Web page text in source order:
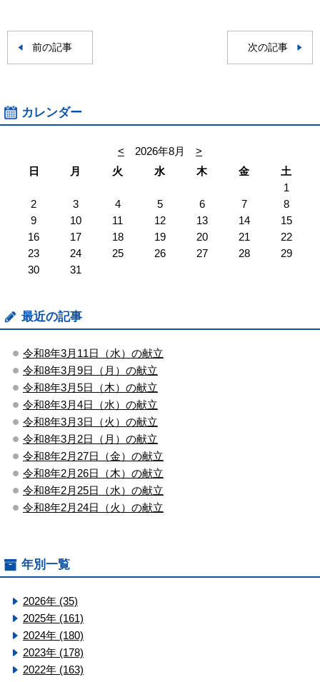
前の記事 次の記事
カレンダー
< 2026年8月
>
日
月 火 水 木 金
土
1
2
3 4 5 6 7
8
9
10 11 12 13 14
15
16
17 18 19 20 21
22
23
24 25 26 27 28
29
30
31
最近の記事
令和8年3月11日（水）の献立
令和8年3月9日（月）の献立
令和8年3月5日（木）の献立
令和8年3月4日（水）の献立
令和8年3月3日（火）の献立
令和8年3月2日（月）の献立
令和8年2月27日（金）の献立
令和8年2月26日（木）の献立
令和8年2月25日（水）の献立
令和8年2月24日（火）の献立
年別一覧
2026年 (35)
2025年 (161)
2024年 (180)
2023年 (178)
2022年 (163)